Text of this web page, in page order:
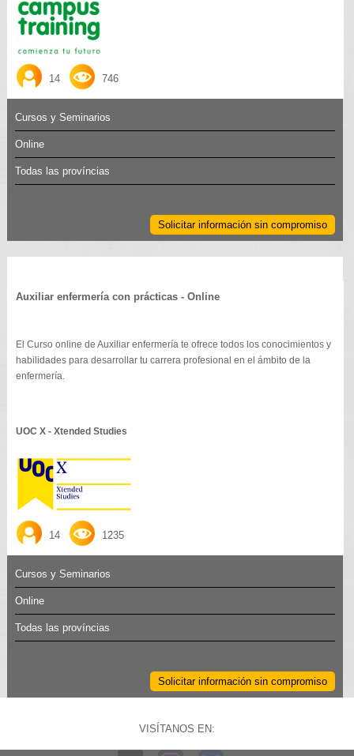
14 746
Cursos y Seminarios
Online
Todas las províncias
Solicitar información sin compromiso
Auxiliar enfermería con prácticas - Online
El Curso online de Auxiliar enfermería te ofrece todos los conocimientos y
habilidades para desarrollar tu carrera profesional en el ámbito de la
enfermería.
UOC X - Xtended Studies
14 1235
Cursos y Seminarios
Online
Todas las províncias
Solicitar información sin compromiso
VISÍTANOS EN: